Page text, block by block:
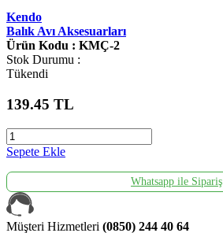
Kendo
Balık Avı Aksesuarları
Ürün Kodu : KMÇ-2
Stok Durumu :
Tükendi
139.45 TL
Sepete Ekle
Whatsapp ile Sipariş
Müşteri Hizmetleri (0850) 244 40 64